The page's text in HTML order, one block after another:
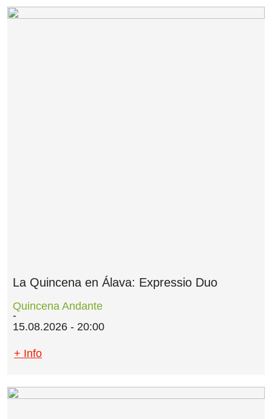
La Quincena en Álava: Expressio Duo
Quincena Andante
15.08.2026 - 20:00
+ Info